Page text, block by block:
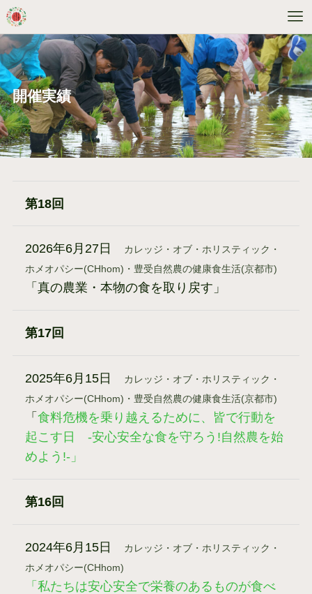
開催実績
第18回
2026年6月27日
カレッジ・オブ・ホリスティック・
ホメオパシー(CHhom)・豊受自然農の健康食生活(京都市)
「真の農業・本物の食を取り戻す」
第17回
2025年6月15日
カレッジ・オブ・ホリスティック・
ホメオパシー(CHhom)・豊受自然農の健康食生活(京都市)
「 食料危機を乗り越えるために、皆で行動を
起こす日 -安心安全な食を守ろう!自然農を始
めよう!-」
第16回
2024年6月15日
カレッジ・オブ・ホリスティック・
ホメオパシー(CHhom)
「私たちは安心安全で栄養のあるものが食べ